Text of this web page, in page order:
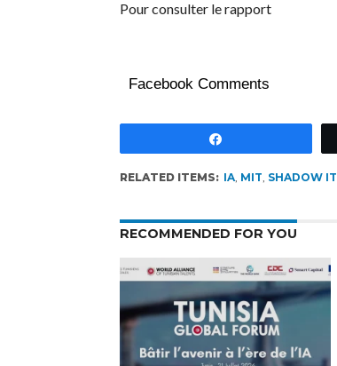
Pour consulter le rapport
Facebook Comments
RELATED ITEMS: IA, MIT SHADOW IT
RECOMMENDED FOR YOU